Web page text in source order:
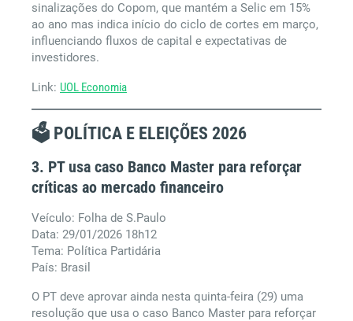
sinalizações do Copom, que mantém a Selic em 15%
ao ano mas indica início do ciclo de cortes em março,
influenciando fluxos de capital e expectativas de
investidores.
Link: UOL Economia
🗳️ POLÍTICA E ELEIÇÕES 2026
3. PT usa caso Banco Master para reforçar
críticas ao mercado financeiro
Veículo: Folha de S.Paulo
Data: 29/01/2026 18h12
Tema: Política Partidária
País: Brasil
O PT deve aprovar ainda nesta quinta-feira (29) uma
resolução que usa o caso Banco Master para reforçar